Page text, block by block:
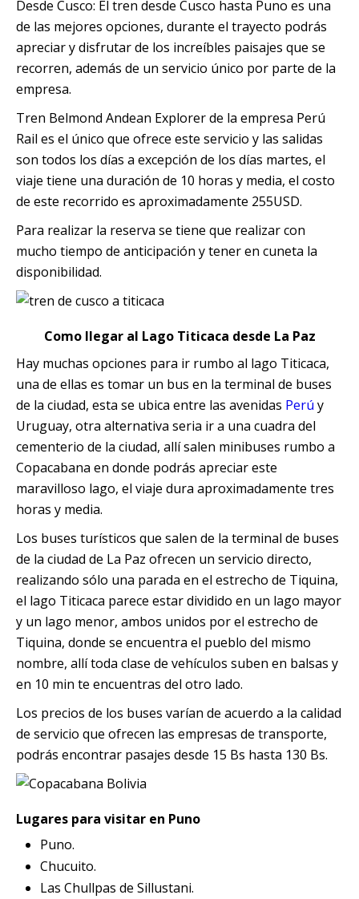
Desde Cusco: El tren desde Cusco hasta Puno es una
de las mejores opciones, durante el trayecto podrás
apreciar y disfrutar de los increíbles paisajes que se
recorren, además de un servicio único por parte de la
empresa.
Tren Belmond Andean Explorer de la empresa Perú
Rail es el único que ofrece este servicio y las salidas
son todos los días a excepción de los días martes, el
viaje tiene una duración de 10 horas y media, el costo
de este recorrido es aproximadamente 255USD.
Para realizar la reserva se tiene que realizar con
mucho tiempo de anticipación y tener en cuneta la
disponibilidad.
Como llegar al Lago Titicaca desde La Paz
Hay muchas opciones para ir rumbo al lago Titicaca,
una de ellas es tomar un bus en la terminal de buses
de la ciudad, esta se ubica entre las avenidas Perú y
Uruguay, otra alternativa seria ir a una cuadra del
cementerio de la ciudad, allí salen minibuses rumbo a
Copacabana en donde podrás apreciar este
maravilloso lago, el viaje dura aproximadamente tres
horas y media.
Los buses turísticos que salen de la terminal de buses
de la ciudad de La Paz ofrecen un servicio directo,
realizando sólo una parada en el estrecho de Tiquina,
el lago Titicaca parece estar dividido en un lago mayor
y un lago menor, ambos unidos por el estrecho de
Tiquina, donde se encuentra el pueblo del mismo
nombre, allí toda clase de vehículos suben en balsas y
en 10 min te encuentras del otro lado.
Los precios de los buses varían de acuerdo a la calidad
de servicio que ofrecen las empresas de transporte,
podrás encontrar pasajes desde 15 Bs hasta 130 Bs.
Lugares para visitar en Puno
Puno.
Chucuito.
Las Chullpas de Sillustani.